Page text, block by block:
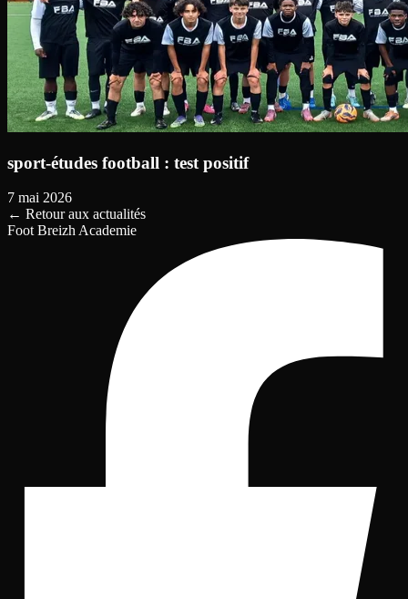
sport-études football : test positif
7 mai 2026
← Retour aux actualités
Foot Breizh Academie